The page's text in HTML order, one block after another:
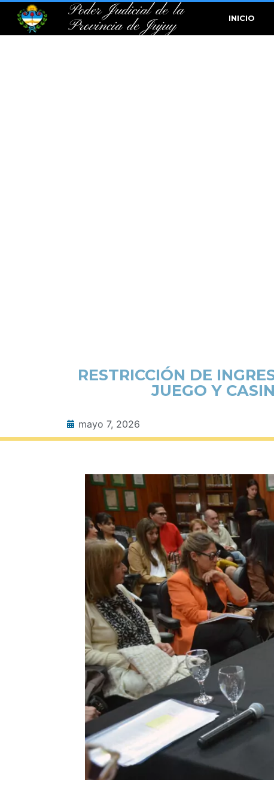
Poder Judicial de la
Provincia de Jujuy
INICIO
RESTRICCIÓN DE
JUEGO Y
mayo 7, 2026